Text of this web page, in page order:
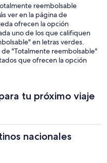
reembolsable
ver en la página de
ofrecen la opción
uno de los que califiquen
en letras verdes.
"Totalmente reembolsable"
que ofrecen la opción
tu próximo viaje
nacionales